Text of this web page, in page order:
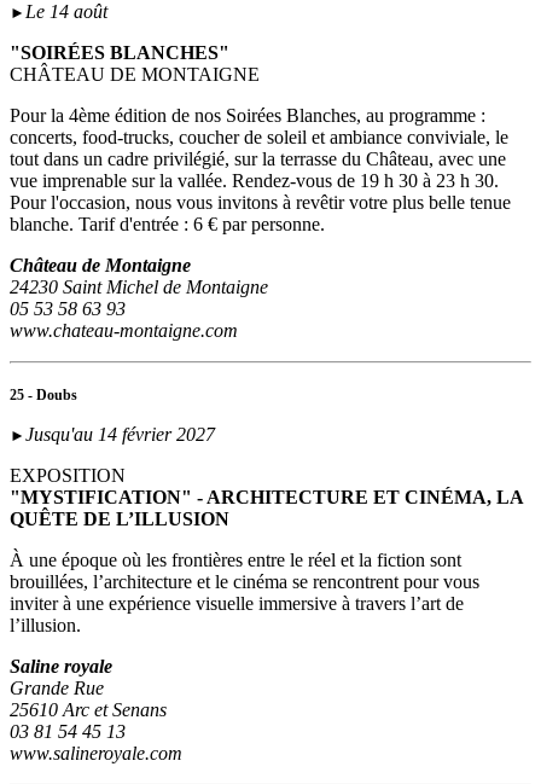
► Le 14 août
"SOIRÉES BLANCHES"
CHÂTEAU DE MONTAIGNE
Pour la 4ème édition de nos Soirées Blanches, au programme :
concerts, food-trucks, coucher de soleil et ambiance conviviale, le
tout dans un cadre privilégié, sur la terrasse du Château, avec une
vue imprenable sur la vallée. Rendez-vous de 19 h 30 à 23 h 30.
Pour l'occasion, nous vous invitons à revêtir votre plus belle tenue
blanche. Tarif d'entrée : 6 € par personne.
Château de Montaigne
24230 Saint Michel de Montaigne
05 53 58 63 93
www.chateau-montaigne.com
25 - Doubs
► Jusqu'au 14 février 2027
EXPOSITION
"MYSTIFICATION" - ARCHITECTURE ET CINÉMA, LA
QUÊTE DE L’ILLUSION
À une époque où les frontières entre le réel et la fiction sont
brouillées, l’architecture et le cinéma se rencontrent pour vous
inviter à une expérience visuelle immersive à travers l’art de
l’illusion.
Saline royale
Grande Rue
25610 Arc et Senans
03 81 54 45 13
www.salineroyale.com